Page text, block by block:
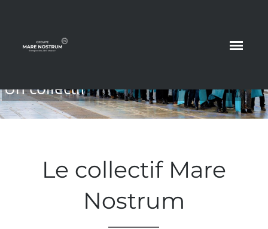
Des échanges
Le collectif Mare
Nostrum